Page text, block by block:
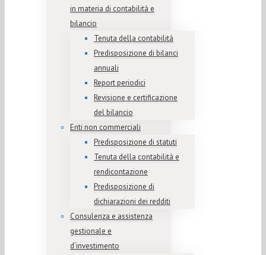
in materia di contabilità e
bilancio
Tenuta della contabilità
Predisposizione di bilanci
annuali
Report periodici
Revisione e certificazione
del bilancio
Enti non commerciali
Predisposizione di statuti
Tenuta della contabilità e
rendicontazione
Predisposizione di
dichiarazioni dei redditi
Consulenza e assistenza
gestionale e
d’investimento